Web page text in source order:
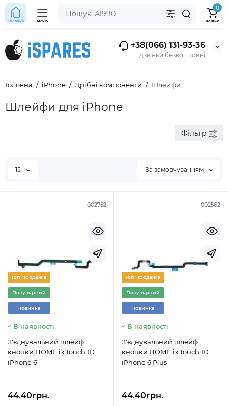
+38(066) 131-93-36
дзвінки безкоштовні
Головна Меню
0
Кошик
Головна iPhone Дрібні компоненти Шлейфи
Шлейфи для iPhone
Фільтр
15 За замовчуванням
002752
Топ Продажів
Популярний
Новинка
В наявності
З'єднувальний шлейф
кнопки HOME із Touch ID
iPhone 6
44.40грн.
002562
Топ Продажів
Популярний
Новинка
В наявності
З'єднувальний шлейф
кнопки HOME із Touch ID
iPhone 6 Plus
44.40грн.